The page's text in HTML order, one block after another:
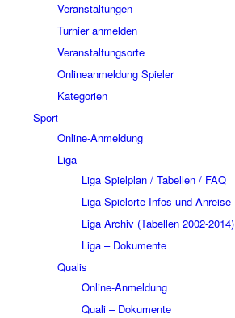
Veranstaltungen
Turnier anmelden
Veranstaltungsorte
Onlineanmeldung Spieler
Kategorien
Sport
Online-Anmeldung
Liga
Liga Spielplan / Tabellen / FAQ
Liga Spielorte Infos und Anreise
Liga Archiv (Tabellen 2002-2014)
Liga – Dokumente
Qualis
Online-Anmeldung
Quali – Dokumente